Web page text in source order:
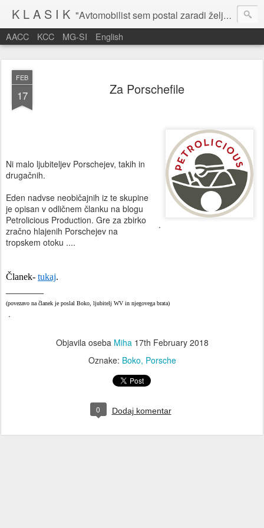
K L A S I K "Avtomobilist sem postal zaradi želje po potovanju in dejavnosti v prostem času." Baron Anton Codelli
AACC KCC MG-SI English
FEB
17 Za Porschefile
.
Ni malo ljubiteljev Porschejev, takih in
drugačnih.
Eden nadvse neobičajnih iz te skupine
je opisan v odličnem članku na blogu
Petrolicious Production. Gre za zbirko
zračno hlajenih Porschejev na
tropskem otoku ....
Članek- tukaj.
(povezavo na članek je poslal Boko, ljubitelj WV in njegovega brata)
.
Objavila oseba Miha 17th February 2018
Oznake: Boko Porsche
0 Dodaj komentar